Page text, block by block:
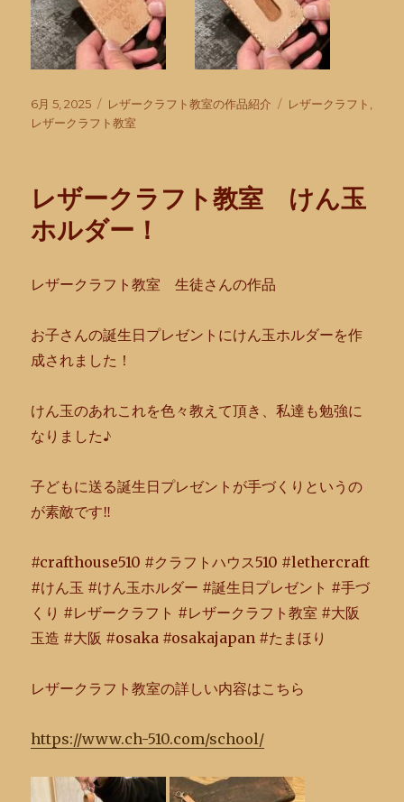
投
稿
6月 5, 2025
カ
テ
レザークラフト教室の作品紹介
タ
レザークラフト
レザークラフト教室
レザークラフト教室 けん玉
ホルダー！
レザークラフト教室 生徒さんの作品
お子さんの誕生日プレゼントにけん玉ホルダーを作
成されました！
けん玉のあれこれを色々教えて頂き、私達も勉強に
なりました♪
子どもに送る誕生日プレゼントが手づくりというの
が素敵です‼︎
#crafthouse510 #クラフトハウス510 #lethercraft
#けん玉 #けん玉ホルダー #誕生日プレゼント #手づ
くり #レザークラフト #レザークラフト教室 #大阪
玉造 #大阪 #osaka #osakajapan #たまほり
レザークラフト教室の詳しい内容はこちら
https://www.ch-510.com/school/